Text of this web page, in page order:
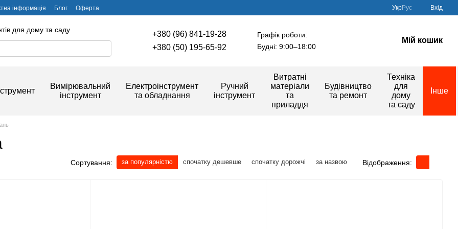
інформація Блог Оферта УкрРус Вхід
для дому та саду
+380 (96) 841-19-28
+380 (50) 195-65-92
Графік роботи:
Будні: 9:00–18:00
Мій кошик
Вимірювальний
інструмент
Електроінструмент
та обладнання
Ручний
інструмент
Витратні
матеріали
та
приладдя
Будівництво
та ремонт
Техніка
для
дому
та саду
Інше
Сортування: за популярністю спочатку дешевше спочатку дорожчі за назвою Відображення: